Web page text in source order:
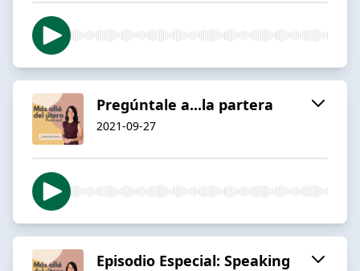
Pregúntale a...la partera
2021-09-27
Episodio Especial: Speaking